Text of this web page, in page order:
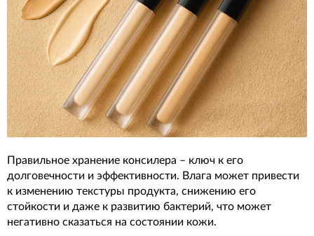
Правильное хранение консилера – ключ к его
долговечности и эффективности. Влага может привести
к изменению текстуры продукта, снижению его
стойкости и даже к развитию бактерий, что может
негативно сказаться на состоянии кожи.